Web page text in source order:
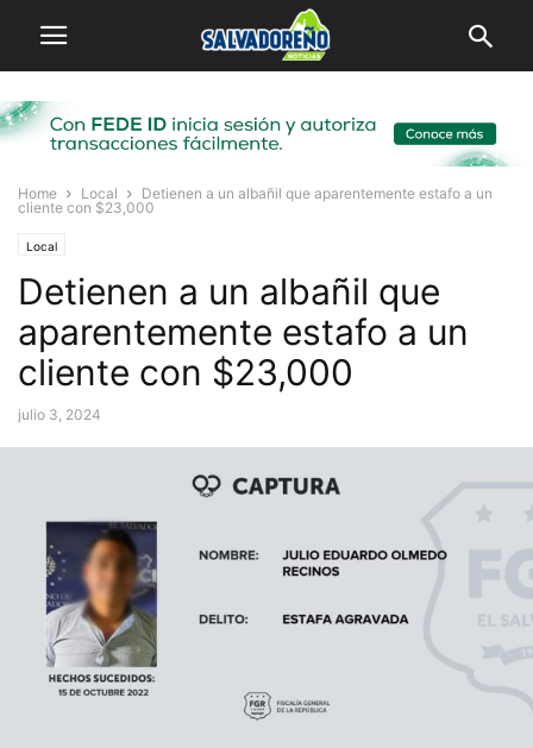
Home Local
Detienen a un albañil que aparentemente estafo a un
cliente con $23,000
Local
Detienen a un albañil que
aparentemente estafo a un
cliente con $23,000
julio 3, 2024